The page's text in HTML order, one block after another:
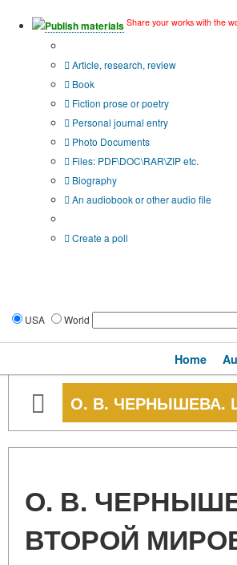
Publish materials Share your works with the
Article, research, review
Book
Fiction prose or poetry
Personal journal entry
Photo Documents
Files: PDF\DOC\RAR\ZIP etc.
Biography
An audiobook or other audio file
Create a poll
USA World
Home
О. В. ЧЕРНЫШЕВА.
О. В.
ВТОРОЙ